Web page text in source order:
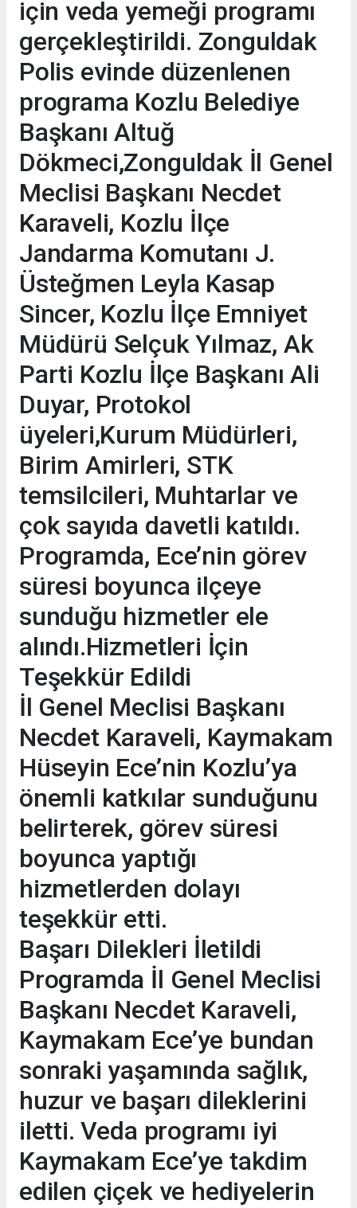
için veda yemeği programı
gerçekleştirildi. Zonguldak
Polis evinde düzenlenen
programa Kozlu Belediye
Başkanı Altuğ
Dökmeci,Zonguldak İl Genel
Meclisi Başkanı Necdet
Karaveli, Kozlu İlçe
Jandarma Komutanı J.
Üsteğmen Leyla Kasap
Sincer, Kozlu İlçe Emniyet
Müdürü Selçuk Yılmaz, Ak
Parti Kozlu İlçe Başkanı Ali
Duyar, Protokol
üyeleri,Kurum Müdürleri,
Birim Amirleri, STK
temsilcileri, Muhtarlar ve
çok sayıda davetli katıldı.
Programda, Ece’nin görev
süresi boyunca ilçeye
sunduğu hizmetler ele
alındı.Hizmetleri İçin
Teşekkür Edildi
İl Genel Meclisi Başkanı
Necdet Karaveli, Kaymakam
Hüseyin Ece’nin Kozlu’ya
önemli katkılar sunduğunu
belirterek, görev süresi
boyunca yaptığı
hizmetlerden dolayı
teşekkür etti.
Başarı Dilekleri İletildi
Programda İl Genel Meclisi
Başkanı Necdet Karaveli,
Kaymakam Ece’ye bundan
sonraki yaşamında sağlık,
huzur ve başarı dileklerini
iletti. Veda programı iyi
Kaymakam Ece’ye takdim
edilen çiçek ve hediyelerin